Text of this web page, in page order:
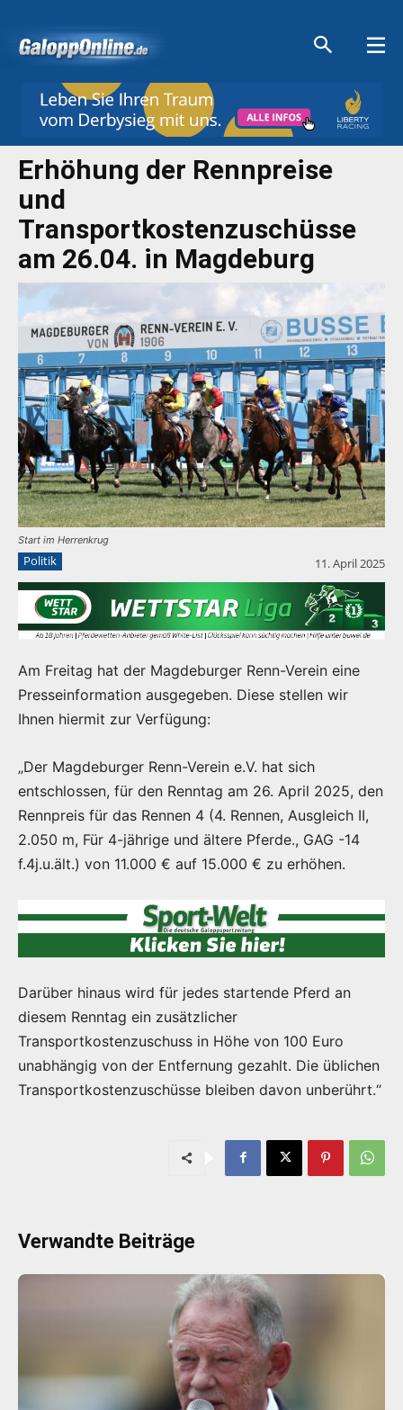
Erhöhung der Rennpreise
und
Transportkostenzuschüsse
am 26.04. in Magdeburg
Start im Herrenkrug
Politik 11. April 2025
Am Freitag hat der Magdeburger Renn-Verein eine
Presseinformation ausgegeben. Diese stellen wir
Ihnen hiermit zur Verfügung:
„Der Magdeburger Renn-Verein e.V. hat sich
entschlossen, für den Renntag am 26. April 2025, den
Rennpreis für das Rennen 4 (4. Rennen, Ausgleich II,
2.050 m, Für 4-jährige und ältere Pferde., GAG -14
f.4j.u.ält.) von 11.000 € auf 15.000 € zu erhöhen.
Darüber hinaus wird für jedes startende Pferd an
diesem Renntag ein zusätzlicher
Transportkostenzuschuss in Höhe von 100 Euro
unabhängig von der Entfernung gezahlt. Die üblichen
Transportkostenzuschüsse bleiben davon unberührt.“
Verwandte Beiträge